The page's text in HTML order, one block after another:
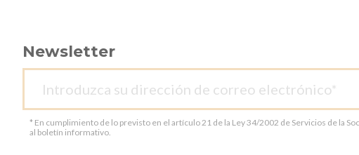
Newsletter
* En cumplimiento de lo previsto en el artículo 21 de la Ley 34/2002 de Servicios de la
al boletín informativo.